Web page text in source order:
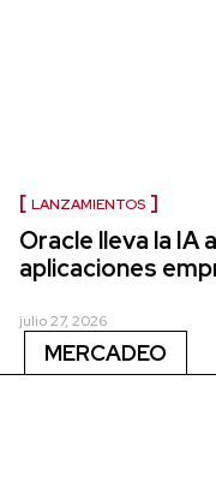
LANZAMIENTOS
Oracle lleva la IA
aplicaciones
julio 27, 2026
MERCADEO